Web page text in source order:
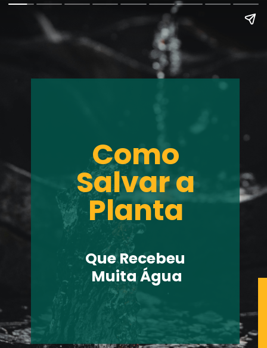
Como
Salvar a
Planta
Que Recebeu
Muita Água